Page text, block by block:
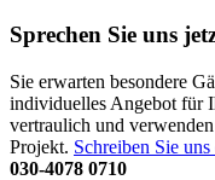
Sprechen Sie uns
Sie erwarten besondere
individuelles Angebot für
vertraulich und
Projekt. Schreiben Sie
030-4078 0710